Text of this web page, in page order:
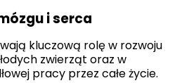
i serca
kluczową rolę w rozwoju
zwierząt oraz w
pracy przez całe życie.